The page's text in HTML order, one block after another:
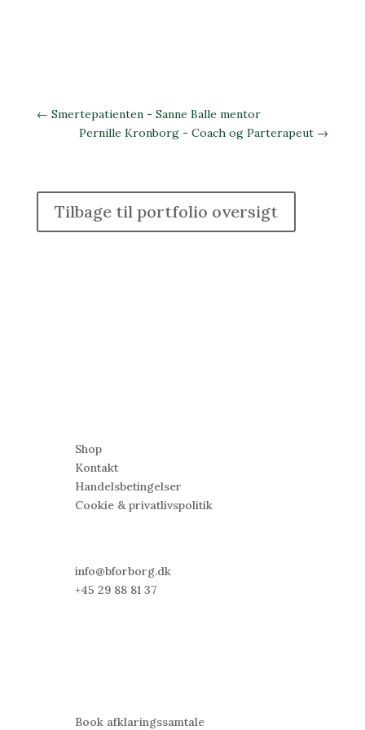
← Smertepatienten - Sanne Balle mentor
Pernille Kronborg - Coach og Parterapeut →
Tilbage til portfolio oversigt
Shop
Kontakt
Handelsbetingelser
Cookie &privatlivspolitik
info@bforborg.dk
+45 29 88 81 37
Book afklaringssamtale